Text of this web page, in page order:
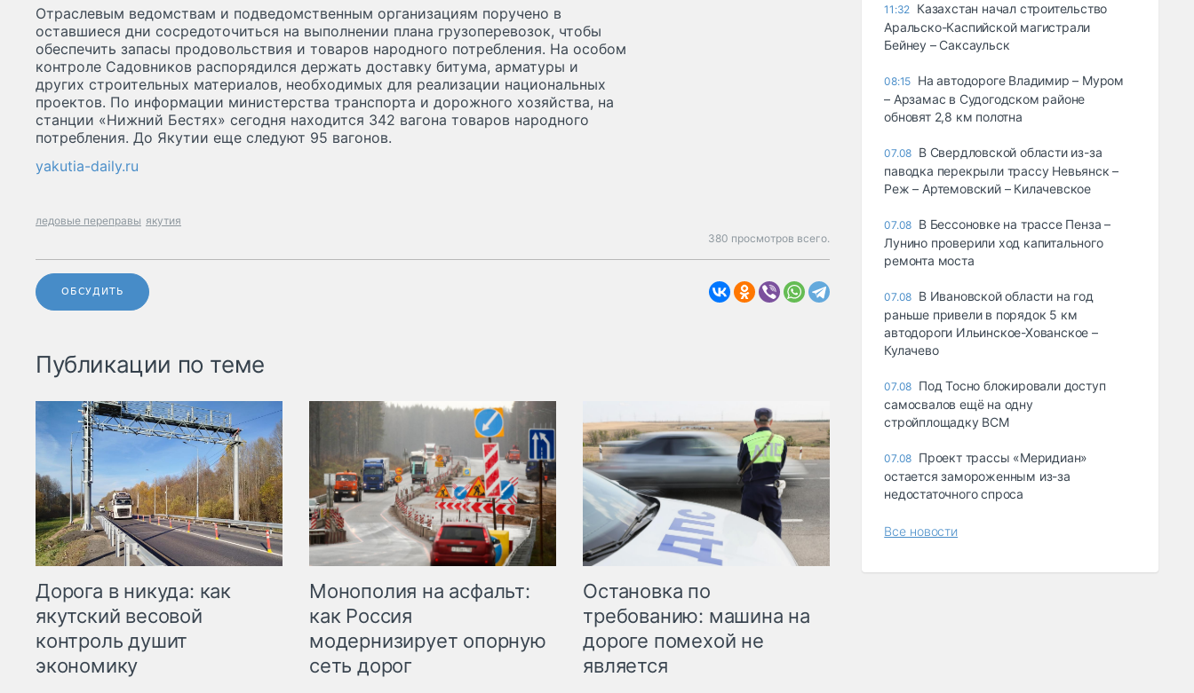
Отраслевым ведомствам и подведомственным организациям поручено в
оставшиеся дни сосредоточиться на выполнении плана грузоперевозок, чтобы
обеспечить запасы продовольствия и товаров народного потребления. На особом
контроле Садовников распорядился держать доставку битума, арматуры и
других строительных материалов, необходимых для реализации национальных
проектов. По информации министерства транспорта и дорожного хозяйства, на
станции «Нижний Бестях» сегодня находится 342 вагона товаров народного
потребления. До Якутии еще следуют 95 вагонов.
yakutia-daily.ru
ледовые переправы якутия
380 просмотров всего.
ОБСУДИТЬ
Публикации по теме
Дорога в никуда: как
якутский весовой
контроль душит
экономику
Монополия на асфальт:
как Россия
модернизирует опорную
сеть дорог
Остановка по
требованию: машина на
дороге помехой не
является
11:32 Казахстан начал строительство
Аральско-Каспийской магистрали
Бейнеу – Саксаульск
08:15 На автодороге Владимир – Муром
– Арзамас в Судогодском районе
обновят 2,8 км полотна
07.08 В Свердловской области из-за
паводка перекрыли трассу Невьянск –
Реж – Артемовский – Килачевское
07.08 В Бессоновке на трассе Пенза –
Лунино проверили ход капитального
ремонта моста
07.08 В Ивановской области на год
раньше привели в порядок 5 км
автодороги Ильинское-Хованское –
Кулачево
07.08 Под Тосно блокировали доступ
самосвалов ещё на одну
стройплощадку ВСМ
07.08 Проект трассы «Меридиан»
остается замороженным из-за
недостаточного спроса
Все новости